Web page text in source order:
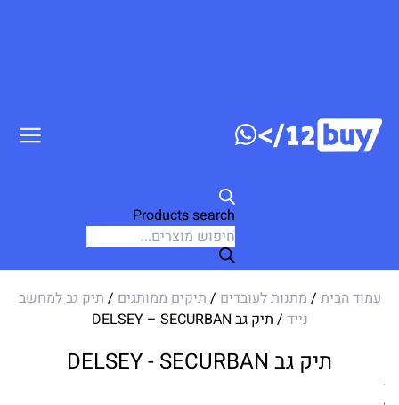
Products search
עמוד הבית / מתנות לעובדים / תיקים ממותגים / תיק גב למחשב
נייד / תיק גב DELSEY – SECURBAN
תיק גב DELSEY - SECURBAN